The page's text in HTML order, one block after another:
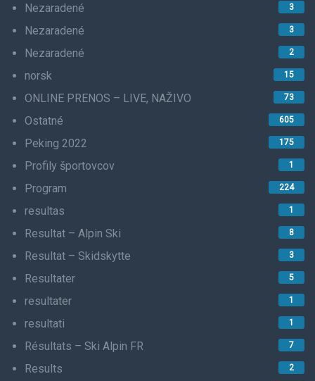
Nezaradené 3
Nezaradené 3
Nezaradené 2
norsk 15
ONLINE PRENOS – LIVE, NAŽIVO 73
Ostatné 605
Peking 2022 175
Profily športovcov 1
Program 224
resultas 1
Resultat – Alpin Ski 8
Resultat – Skidskytte 3
Resultater 5
resultater 1
resultati 1
Résultats – Ski Alpin FR 7
Results 2